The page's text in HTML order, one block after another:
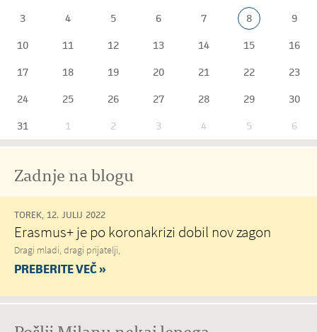
3
4 5 6 7 8
9
10
11 12 13 14 15
16
17
18 19 20 21 22
23
24
25 26 27 28 29
30
31
1 2 3 4 5 6
Zadnje na blogu
TOREK, 12. JULIJ 2022
Erasmus+ je po koronakrizi dobil nov zagon
Dragi mladi, dragi prijatelji,
PREBERITE VEČ »